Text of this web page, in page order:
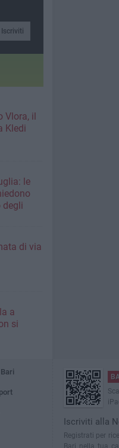
Iscriviti
Vlora, il
Kledi
le
degli
di via
a
si
Iscriviti alla
Registrati per
Bari nella tua